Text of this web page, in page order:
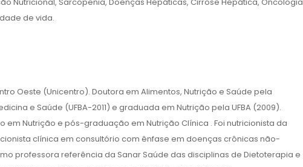
de vida.
Oeste (Unicentro). Doutora em Alimentos, Nutrição e Saúde pela
e Saúde (UFBA-2011) e graduada em Nutrição pela UFBA (2009).
Nutrição e pós-graduação em Nutrição Clínica . Foi nutricionista da
clínica em consultório com ênfase em doenças crônicas não-
professora referência da Sanar Saúde das disciplinas de Dietoterapia e